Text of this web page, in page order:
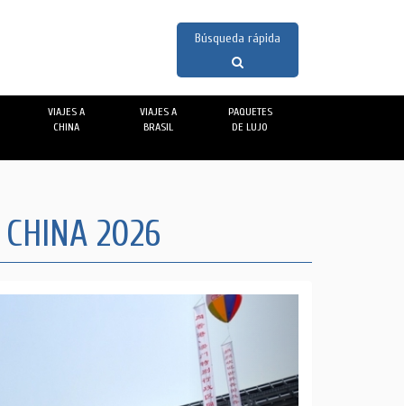
VIAJES A
CHINA
VIAJES A
BRASIL
PAQUETES
DE LUJO
2026
Next